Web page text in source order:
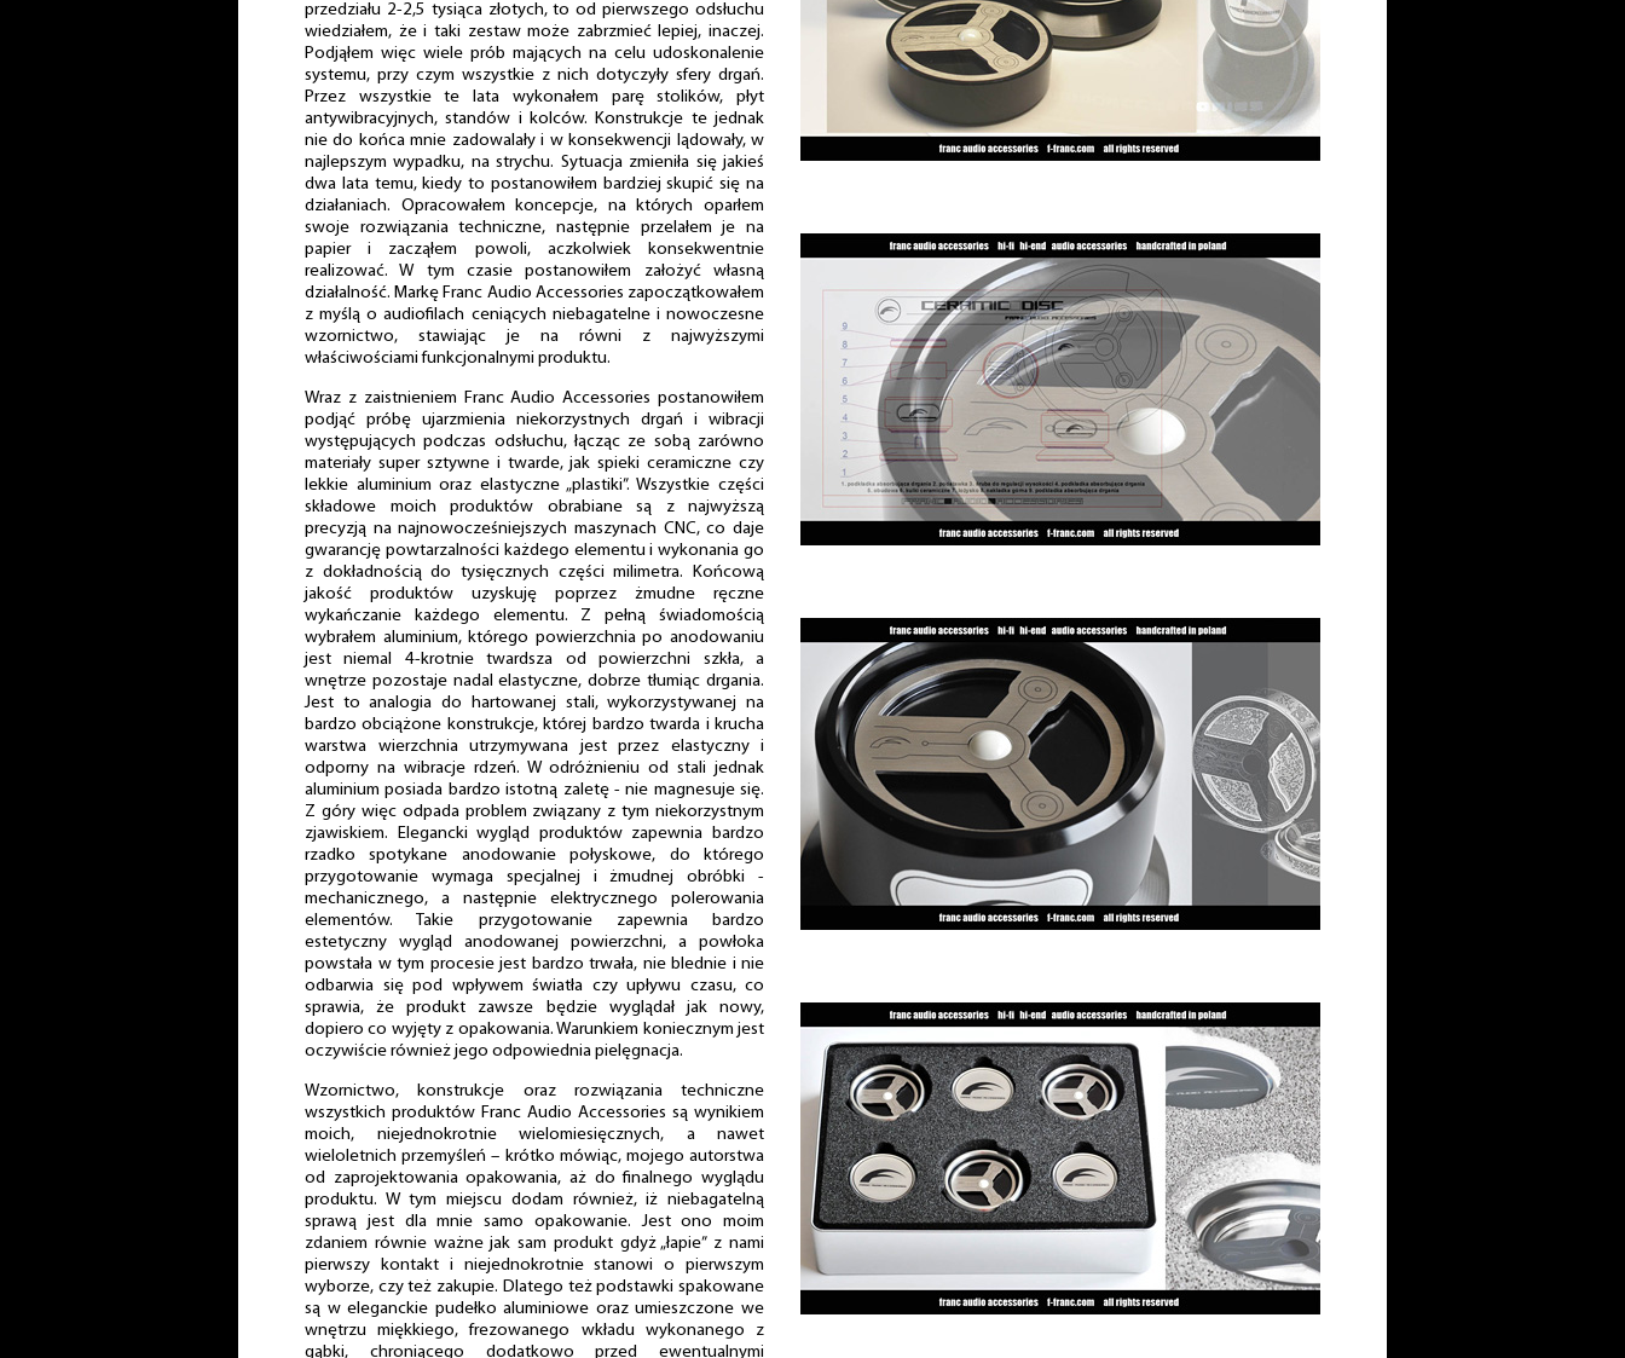
przedziału 2-2,5 tysiąca złotych, to od pierwszego odsłuchu
wiedziałem, że i taki zestaw może zabrzmieć lepiej, inaczej.
Podjąłem więc wiele prób mających na celu udoskonalenie
systemu, przy czym wszystkie z nich dotyczyły sfery drgań.
Przez wszystkie te lata wykonałem parę stolików, płyt
antywibracyjnych, standów i kolców. Konstrukcje te jednak
nie do końca mnie zadowalały i w konsekwencji lądowały, w
najlepszym wypadku, na strychu. Sytuacja zmieniła się jakieś
dwa lata temu, kiedy to postanowiłem bardziej skupić się na
działaniach. Opracowałem koncepcje, na których oparłem
swoje rozwiązania techniczne, następnie przelałem je na
papier i zacząłem powoli, aczkolwiek konsekwentnie
realizować. W tym czasie postanowiłem założyć własną
działalność. Markę Franc Audio Accessories zapoczątkowałem
z myślą o audiofilach ceniących niebagatelne i nowoczesne
wzornictwo, stawiając je na równi z najwyższymi
właściwościami funkcjonalnymi produktu.
Wraz z zaistnieniem Franc Audio Accessories postanowiłem
podjąć próbę ujarzmienia niekorzystnych drgań i wibracji
występujących podczas odsłuchu, łącząc ze sobą zarówno
materiały super sztywne i twarde, jak spieki ceramiczne czy
lekkie aluminium oraz elastyczne „plastiki”. Wszystkie części
składowe moich produktów obrabiane są z najwyższą
precyzją na najnowocześniejszych maszynach CNC, co daje
gwarancję powtarzalności każdego elementu i wykonania go
z dokładnością do tysięcznych części milimetra. Końcową
jakość produktów uzyskuję poprzez żmudne ręczne
wykańczanie każdego elementu. Z pełną świadomością
wybrałem aluminium, którego powierzchnia po anodowaniu
jest niemal 4-krotnie twardsza od powierzchni szkła, a
wnętrze pozostaje nadal elastyczne, dobrze tłumiąc drgania.
Jest to analogia do hartowanej stali, wykorzystywanej na
bardzo obciążone konstrukcje, której bardzo twarda i krucha
warstwa wierzchnia utrzymywana jest przez elastyczny i
odporny na wibracje rdzeń. W odróżnieniu od stali jednak
aluminium posiada bardzo istotną zaletę - nie magnesuje się.
Z góry więc odpada problem związany z tym niekorzystnym
zjawiskiem. Elegancki wygląd produktów zapewnia bardzo
rzadko spotykane anodowanie połyskowe, do którego
przygotowanie wymaga specjalnej i żmudnej obróbki -
mechanicznego, a następnie elektrycznego polerowania
elementów. Takie przygotowanie zapewnia bardzo
estetyczny wygląd anodowanej powierzchni, a powłoka
powstała w tym procesie jest bardzo trwała, nie blednie i nie
odbarwia się pod wpływem światła czy upływu czasu, co
sprawia, że produkt zawsze będzie wyglądał jak nowy,
dopiero co wyjęty z opakowania. Warunkiem koniecznym jest
oczywiście również jego odpowiednia pielęgnacja.
Wzornictwo, konstrukcje oraz rozwiązania techniczne
wszystkich produktów Franc Audio Accessories są wynikiem
moich, niejednokrotnie wielomiesięcznych, a nawet
wieloletnich przemyśleń – krótko mówiąc, mojego autorstwa
od zaprojektowania opakowania, aż do finalnego wyglądu
produktu. W tym miejscu dodam również, iż niebagatelną
sprawą jest dla mnie samo opakowanie. Jest ono moim
zdaniem równie ważne jak sam produkt gdyż „łapie” z nami
pierwszy kontakt i niejednokrotnie stanowi o pierwszym
wyborze, czy też zakupie. Dlatego też podstawki spakowane
są w eleganckie pudełko aluminiowe oraz umieszczone we
wnętrzu miękkiego, frezowanego wkładu wykonanego z
gąbki, chroniącego dodatkowo przed ewentualnymi